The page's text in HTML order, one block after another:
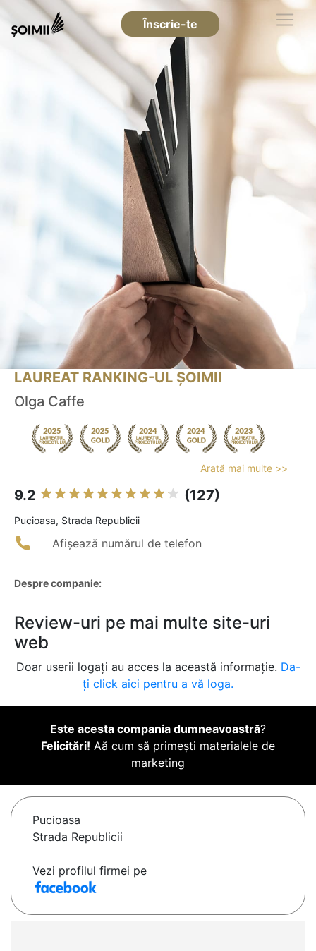
Înscrie-te
LAUREAT RANKING-UL ȘOIMII
Olga Caffe
Arată mai multe >>
9.2 (127)
Pucioasa, Strada Republicii
Afișează numărul de telefon
Despre companie:
Review-uri pe mai multe site-uri
web
Doar userii logați au acces la această informație. Da-
ți click aici pentru a vă loga.
Este acesta compania dumneavoastră?
Felicitări! Aă cum să primești materialele de
marketing
Pucioasa
Strada Republicii
Vezi profilul firmei pe